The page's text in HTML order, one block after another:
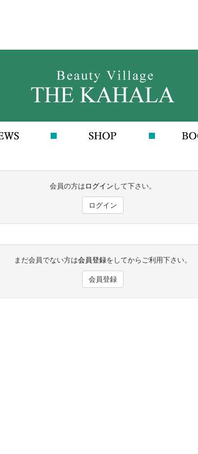
会員の方はログイン して下さい。
ログイン
まだ会員でない方は会員登録をしてからご利用下さい。
会員登録